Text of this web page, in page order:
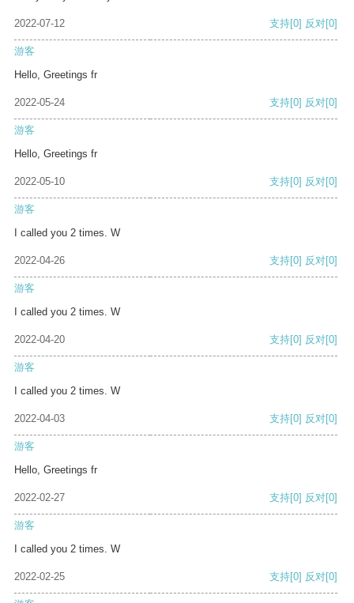
2022-07-12 支持[0] 反对[0]
游客
Hello, Greetings fr
2022-05-24 支持[0] 反对[0]
游客
Hello, Greetings fr
2022-05-10 支持[0] 反对[0]
游客
I called you 2 times. W
2022-04-26 支持[0] 反对[0]
游客
I called you 2 times. W
2022-04-20 支持[0] 反对[0]
游客
I called you 2 times. W
2022-04-03 支持[0] 反对[0]
游客
Hello, Greetings fr
2022-02-27 支持[0] 反对[0]
游客
I called you 2 times. W
2022-02-25 支持[0] 反对[0]